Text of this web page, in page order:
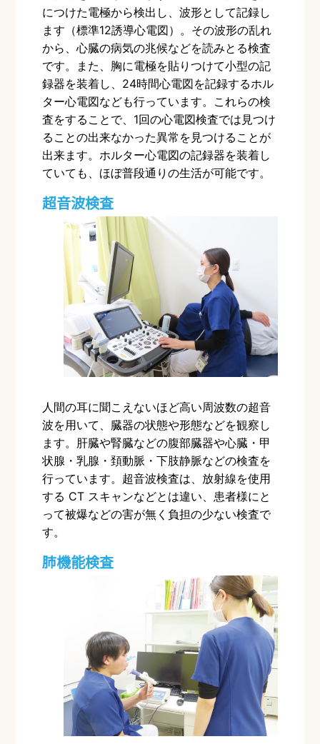
につけた電極から検出し、波形として記録し
ます（標準12誘導心電図）。その波形の乱れ
から、心臓の病気の兆候などを読みとる検査
です。また、胸に電極を貼りつけて小型の記
録器を装着し、 24時間心電図を記録するホル
ター心電図なども行っています。これらの検
査をすることで、 1回の心電図検査では見つけ
ることの出来なかった異常を見つけることが
出来ます。ホルター心電図の記録器を装着し
ていても、ほぼ普段通りの生活が可能です。
超音波検査
人間の耳に聞こえないほど高い周波数の超音
波を用いて、臓器の状態や形態などを観察し
ます。肝臓や腎臓などの腹部臓器や心臓・甲
状腺・乳腺・頚動脈・下肢静脈などの検査を
行っています。超音波検査は、放射線を使用
する CT スキャンなどとは違い、患者様にと
って被爆などの害が無く負担の少ない検査で
す。
肺機能検査